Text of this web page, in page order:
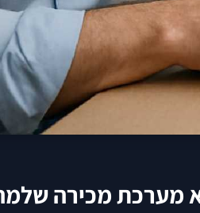
מערכת מכירה